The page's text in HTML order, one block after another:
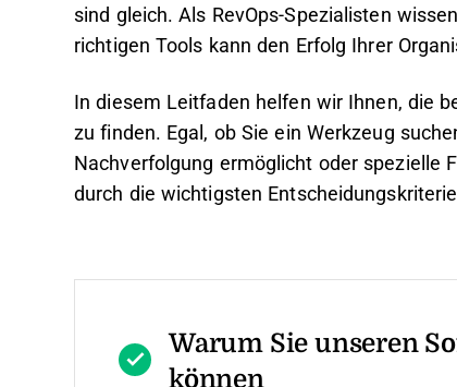
sind gleich. Als RevOps-Spezialisten
richtigen Tools kann den Erfolg Ihrer
In diesem Leitfaden helfen wir Ihnen, die
zu finden. Egal, ob Sie ein Werkzeug
Nachverfolgung ermöglicht oder spezielle
durch die wichtigsten
Warum Sie unseren
können